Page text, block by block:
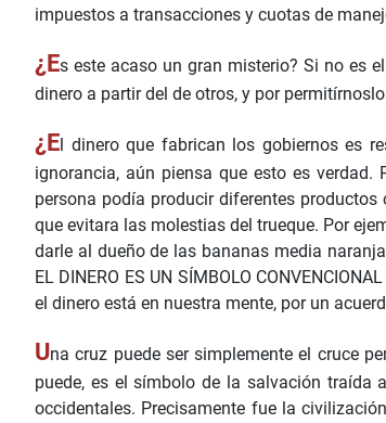
impuestos a transacciones y cuotas de
¿Es este acaso un gran misterio? Si no es
dinero a partir del de otros, y por
¿El dinero que fabrican los gobiernos es
ignorancia, aún piensa que esto es
persona podía producir diferentes
que evitara las molestias del trueque. Por
darle al dueño de las bananas media
EL DINERO ES UN SÍMBOLO
el dinero está en nuestra mente, por un
Una cruz puede ser simplemente el cruce
puede, es el símbolo de la salvación traída
occidentales. Precisamente fue la